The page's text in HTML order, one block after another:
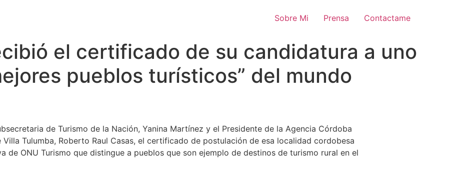
Sobre Mi Prensa Contactame
el certificado de su candidatura a uno
pueblos turísticos” del mundo
de Turismo de la Nación, Yanina Martínez y el Presidente de la Agencia Córdoba
Tulumba, Roberto Raul Casas, el certificado de postulación de esa localidad cordobesa
de ONU Turismo que distingue a pueblos que son ejemplo de destinos de turismo rural en el